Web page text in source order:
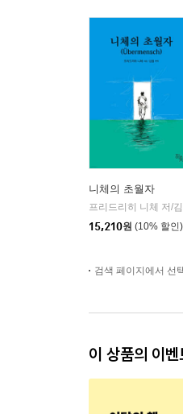
니체의 초월자
15,210원 (10% 할인)
검색 페이지에서 선
이 상품의 이벤